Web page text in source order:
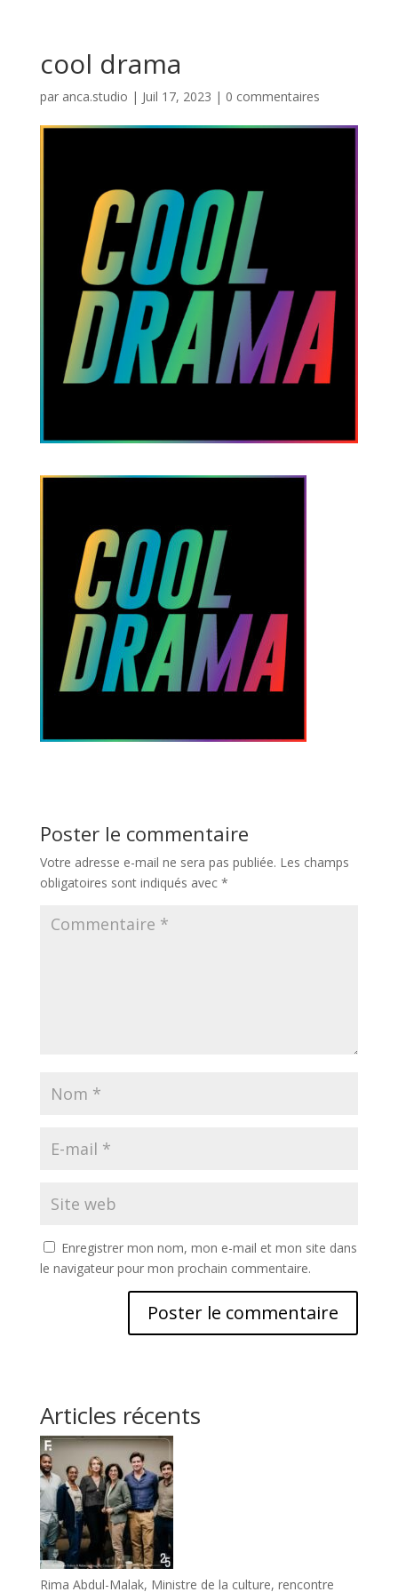
cool drama
par anca.studio | Juil 17, 2023 | 0 commentaires
Poster le commentaire
Votre adresse e-mail ne sera pas publiée. Les champs
obligatoires sont indiqués avec *
Enregistrer mon nom, mon e-mail et mon site dans
le navigateur pour mon prochain commentaire.
Articles récents
Rima Abdul-Malak, Ministre de la culture, rencontre